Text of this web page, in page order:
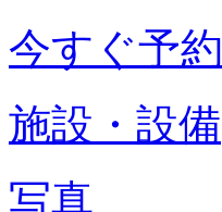
今すぐ予約
施設・設備
写真